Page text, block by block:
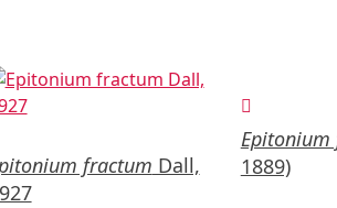
fractum Dall,
1889)